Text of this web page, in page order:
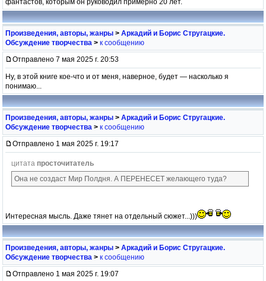
фантастов, которым он руководил примерно 20 лет.
Произведения, авторы, жанры > Аркадий и Борис Стругацкие.
Обсуждение творчества > к сообщению
Отправлено 7 мая 2025 г. 20:53
Ну, в этой книге кое-что и от меня, наверное, будет — насколько я
понимаю...
Произведения, авторы, жанры > Аркадий и Борис Стругацкие.
Обсуждение творчества > к сообщению
Отправлено 1 мая 2025 г. 19:17
цитата просточитатель
Она не создаст Мир Полдня. А ПЕРЕНЕСЕТ желающего туда?
Интересная мысль. Даже тянет на отдельный сюжет...)))
Произведения, авторы, жанры > Аркадий и Борис Стругацкие.
Обсуждение творчества > к сообщению
Отправлено 1 мая 2025 г. 19:07